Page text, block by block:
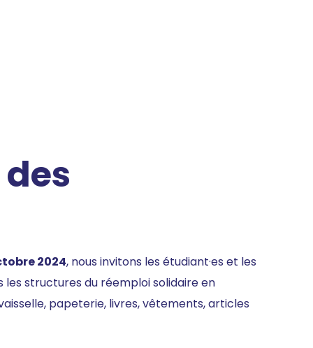
2024, nous invitons les étudiant·es et les
les structures du réemploi solidaire en
papeterie, livres, vêtements, articles